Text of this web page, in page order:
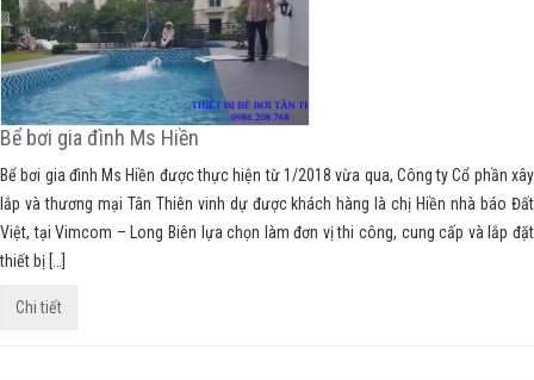
Bể bơi gia đình Ms Hiền
Bể bơi gia đình Ms Hiền được thực hiện từ 1/2018 vừa qua, Công ty Cổ phần xây
lắp và thương mại Tân Thiên vinh dự được khách hàng là chị Hiền nhà báo Đất
Việt, tại Vimcom – Long Biên lựa chọn làm đơn vị thi công, cung cấp và lắp đặt
thiết bị […]
Chi tiết